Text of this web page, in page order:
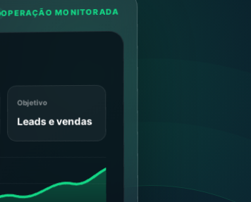
OPERAÇÃO MONITORADA
Objetivo
Leads e vendas